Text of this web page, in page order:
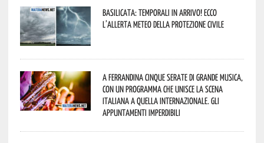
Basilicata: temporali in arrivo! Ecco
l’allerta meteo della Protezione civile
A Ferrandina cinque serate di grande musica,
con un programma che unisce la scena
italiana a quella internazionale. Gli
appuntamenti imperdibili